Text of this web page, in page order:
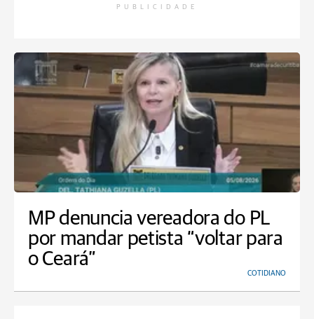
PUBLICIDADE
MP denuncia vereadora do PL
por mandar petista “voltar para
o Ceará”
COTIDIANO